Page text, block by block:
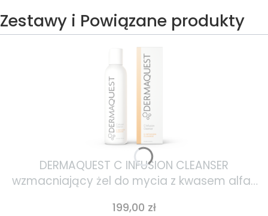
Zestawy i Powiązane produkty
DERMAQUEST C INFUSION CLEANSER
wzmacniający żel do mycia z kwasem alfa-
Cena
199,00 zł